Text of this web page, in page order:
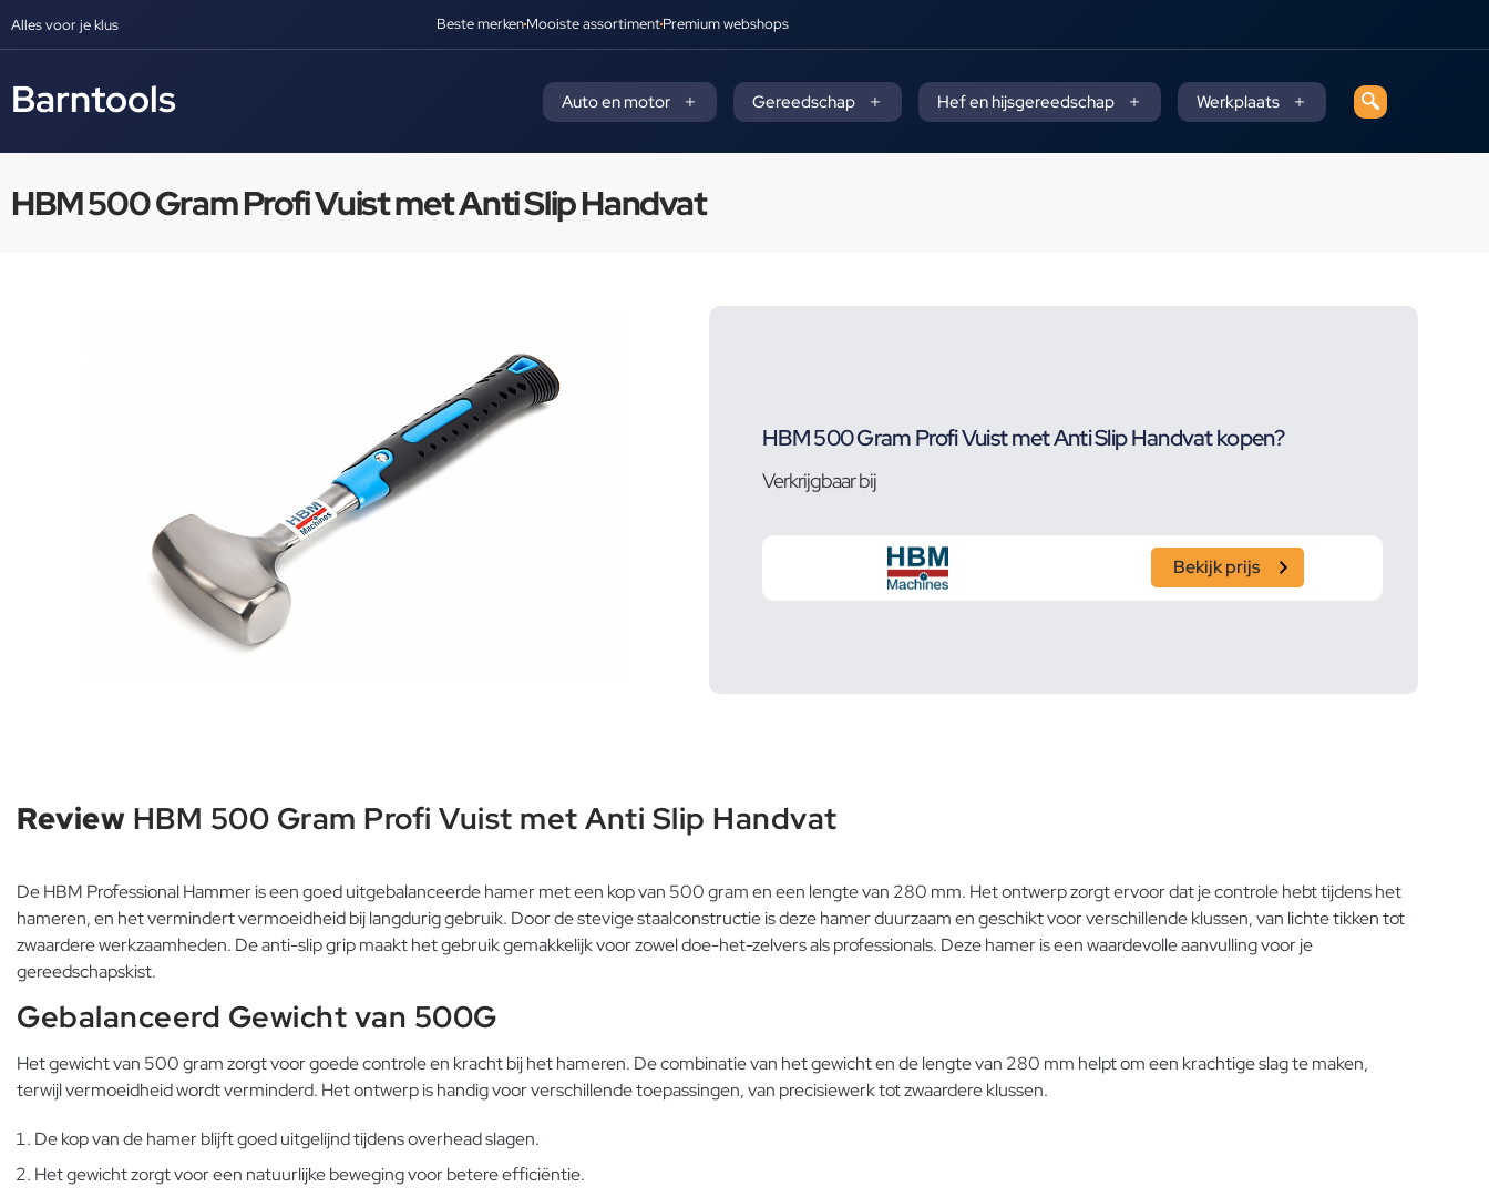
Alles voor je klus Beste merkenMooiste assortimentPremium webshops
Barntools Auto en motor Gereedschap Hef en hijsgereedschap Werkplaats
HBM 500 Gram Profi Vuist met Anti Slip Handvat
HBM 500 Gram Profi Vuist met Anti Slip Handvat kopen?
Verkrijgbaar bij
Bekijk prijs
Review HBM 500 Gram Profi Vuist met Anti Slip Handvat
De HBM Professional Hammer is een goed uitgebalanceerde hamer met een kop van 500 gram en een lengte van 280 mm. Het ontwerp zorgt ervoor dat je controle hebt tijdens het
hameren, en het vermindert vermoeidheid bij langdurig gebruik. Door de stevige staalconstructie is deze hamer duurzaam en geschikt voor verschillende klussen, van lichte tikken tot
zwaardere werkzaamheden. De anti-slip grip maakt het gebruik gemakkelijk voor zowel doe-het-zelvers als professionals. Deze hamer is een waardevolle aanvulling voor je
gereedschapskist.
Gebalanceerd Gewicht van 500G
Het gewicht van 500 gram zorgt voor goede controle en kracht bij het hameren. De combinatie van het gewicht en de lengte van 280 mm helpt om een krachtige slag te maken,
terwijl vermoeidheid wordt verminderd. Het ontwerp is handig voor verschillende toepassingen, van precisiewerk tot zwaardere klussen.
De kop van de hamer blijft goed uitgelijnd tijdens overhead slagen.
Het gewicht zorgt voor een natuurlijke beweging voor betere efficiëntie.